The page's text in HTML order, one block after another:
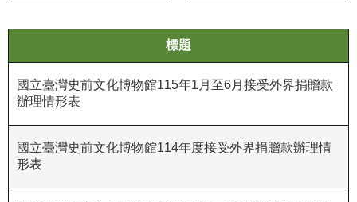
務
信
箱
站
導
覽
標題
國立臺灣史前文化博物館115年1月至6月接受外界捐贈款
辦理情形表
國立臺灣史前文化博物館114年度接受外界捐贈款辦理情
形表